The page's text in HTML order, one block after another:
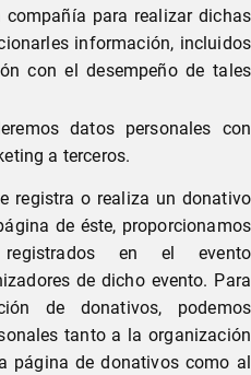
para realizar dichas
información, incluidos
con el desempeño de tales
datos personales con
a terceros.
registra o realiza un donativo
de éste, proporcionamos
​​en el evento
de dicho evento. Para
de donativos, podemos
tanto a la organización
página de donativos como al